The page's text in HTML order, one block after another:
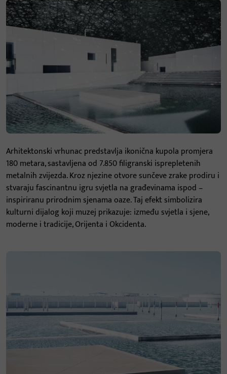
Arhitektonski vrhunac predstavlja ikonična kupola promjera
180 metara, sastavljena od 7.850 filigranski isprepletenih
metalnih zvijezda. Kroz njezine otvore sunčeve zrake prodiru i
stvaraju fascinantnu igru svjetla na građevinama ispod –
inspiriranu prirodnim sjenama oaze. Taj efekt simbolizira
kulturni dijalog koji muzej prikazuje: između svjetla i sjene,
moderne i tradicije, Orijenta i Okcidenta.